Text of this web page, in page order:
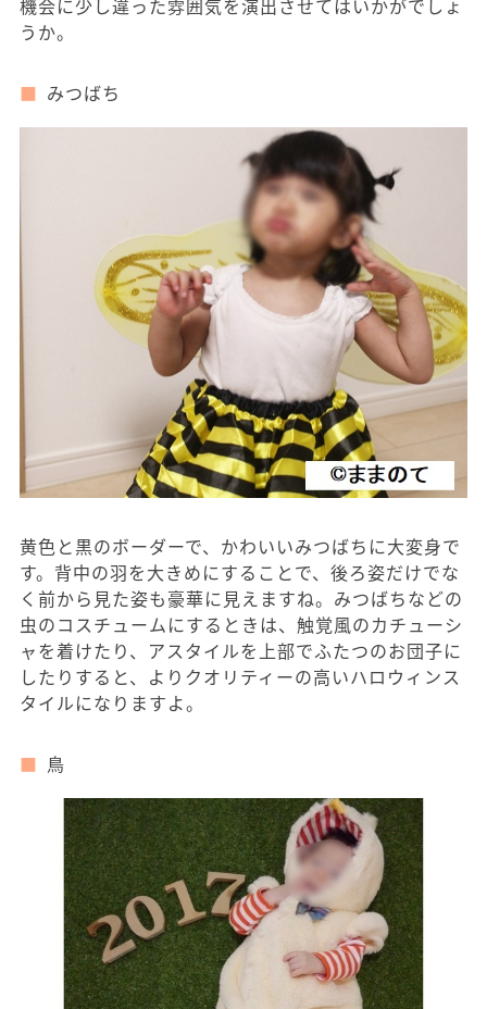
うか。
みつばち
黄色と黒のボーダーで、かわいいみつばちに大変身で
す。背中の羽を大きめにすることで、後ろ姿だけでな
く前から見た姿も豪華に見えますね。みつばちなどの
虫のコスチュームにするときは、触覚風のカチューシ
ャを着けたり、アスタイルを上部でふたつのお団子に
したりすると、よりクオリティーの高いハロウィンス
タイルになりますよ。
鳥